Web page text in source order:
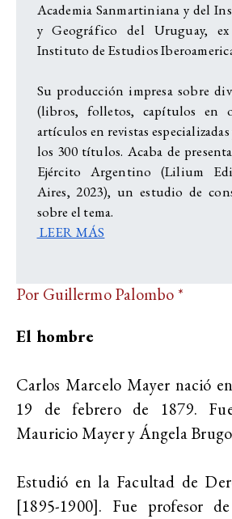
Academia Sanmartiniana y del
y Geográfico del Uruguay,
Instituto de Estudios
Su producción impresa sobre
(libros, folletos, capítulos en
artículos en revistas
los 300 títulos. Acaba de
Ejército Argentino (Lilium
Aires, 2023), un estudio de
sobre el tema.
LEER MÁS
Por Guillermo Palombo *
El hombre
Carlos Marcelo Mayer nació
19 de febrero de 1879.
Mauricio Mayer y Ángela
Estudió en la Facultad de
[1895-1900]. Fue profesor